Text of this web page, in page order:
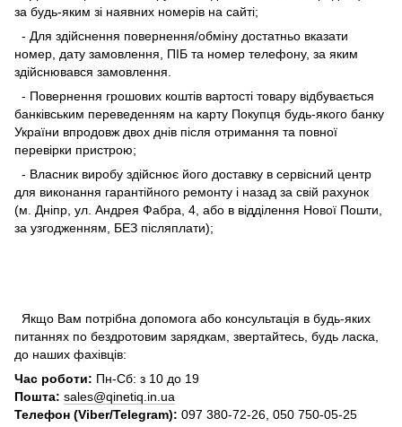
за будь-яким зі наявних номерів на сайті;
- Для здійснення повернення/обміну достатньо вказати
номер, дату замовлення, ПІБ та номер телефону, за яким
здійснювався замовлення.
- Повернення грошових коштів вартості товару відбувається
банківським переведенням на карту Покупця будь-якого банку
України впродовж двох днів після отримання та повної
перевірки пристрою;
- Власник виробу здійснює його доставку в сервісний центр
для виконання гарантійного ремонту і назад за свій рахунок
(м. Дніпр, ул. Андрея Фабра, 4, або в відділення Нової Пошти,
за узгодженням, БЕЗ післяплати);
Якщо Вам потрібна допомога або консультація в будь-яких
питаннях по бездротовим зарядкам, звертайтесь, будь ласка,
до наших фахівців:
Час роботи: Пн-Сб: з 10 до 19
Пошта: sales@qinetiq.in.ua
Телефон (Viber/Telegram): 097 380-72-26, 050 750-05-25